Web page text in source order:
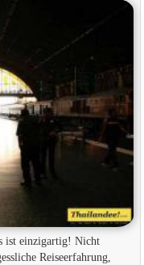
ist einzigartig! Nicht
Reiseerfahrung,